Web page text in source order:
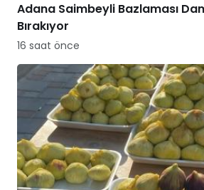
Adana Saimbeyli Bazlaması
Bırakıyor
16 saat önce